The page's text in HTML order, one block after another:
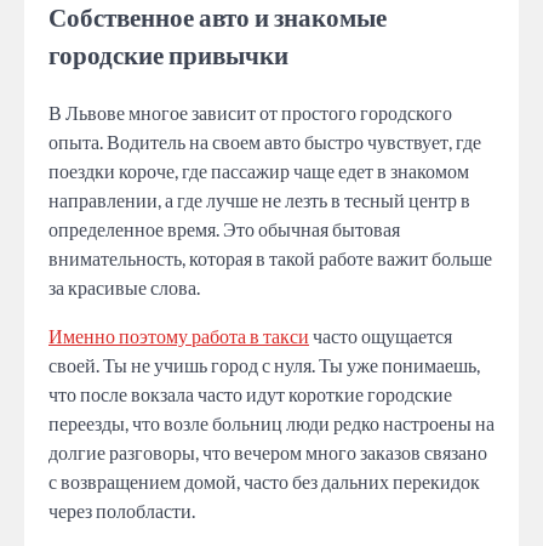
Собственное авто и знакомые
городские привычки
В Львове многое зависит от простого городского
опыта. Водитель на своем авто быстро чувствует, где
поездки короче, где пассажир чаще едет в знакомом
направлении, а где лучше не лезть в тесный центр в
определенное время. Это обычная бытовая
внимательность, которая в такой работе важит больше
за красивые слова.
Именно поэтому работа в такси часто ощущается
своей. Ты не учишь город с нуля. Ты уже понимаешь,
что после вокзала часто идут короткие городские
переезды, что возле больниц люди редко настроены на
долгие разговоры, что вечером много заказов связано
с возвращением домой, часто без дальних перекидок
через полобласти.